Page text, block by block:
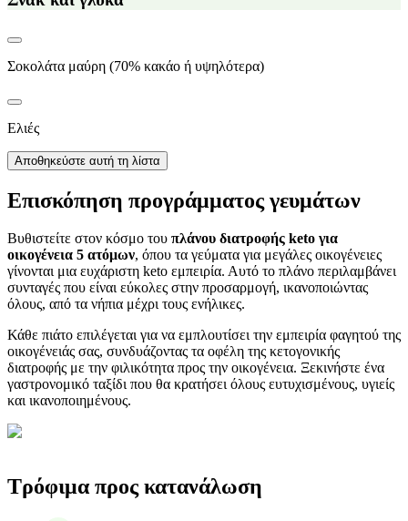
Σοκολάτα μαύρη (70% κακάο ή υψηλότερα)
Ελιές
Αποθηκεύστε αυτή τη λίστα
Επισκόπηση προγράμματος γευμάτων
Βυθιστείτε στον κόσμο του πλάνου διατροφής keto για
οικογένεια 5 ατόμων, όπου τα γεύματα για μεγάλες οικογένειες
γίνονται μια ευχάριστη keto εμπειρία. Αυτό το πλάνο περιλαμβάνει
συνταγές που είναι εύκολες στην προσαρμογή, ικανοποιώντας
όλους, από τα νήπια μέχρι τους ενήλικες.
Κάθε πιάτο επιλέγεται για να εμπλουτίσει την εμπειρία φαγητού της
οικογένειάς σας, συνδυάζοντας τα οφέλη της κετογονικής
διατροφής με την φιλικότητα προς την οικογένεια. Ξεκινήστε ένα
γαστρονομικό ταξίδι που θα κρατήσει όλους ευτυχισμένους, υγιείς
και ικανοποιημένους.
Τρόφιμα προς κατανάλωση